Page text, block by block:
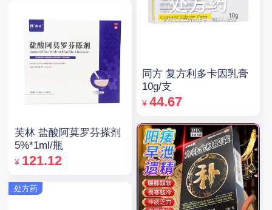
芙林 盐酸阿莫罗芬搽剂
5%*1ml/瓶
¥ 121.12
处方药
同方 复方利多卡因乳膏
10g/支
¥ 44.67